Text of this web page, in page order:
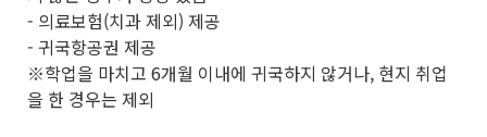
- 의료보험(치과 제외) 제공
- 귀국항공권 제공
※학업을 마치고 6개월 이내에 귀국하지 않거나, 현지 취업
을 한 경우는 제외